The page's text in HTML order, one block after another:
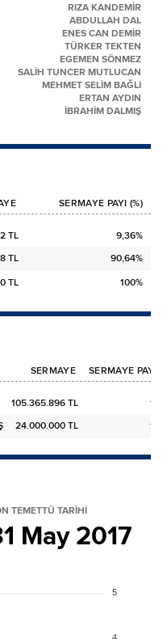
RIZA KANDEMİR
ABDULLAH DAL
ENES CAN DEMİR
TÜRKER TEKTEN
EGEMEN SÖNMEZ
SALİH TUNCER MUTLUCAN
MEHMET SELİM BAĞLI
ERTAN AYDIN
İBRAHİM DALMIŞ
SERMAYE PAYI (%)
TL
9,36%
TL
90,64%
TL 100%
SERMAYE SERMAYE PAYI
105.365.896 TL
24.000.000 TL
TEMETTÜ TARİHİ
May 2017
5
4